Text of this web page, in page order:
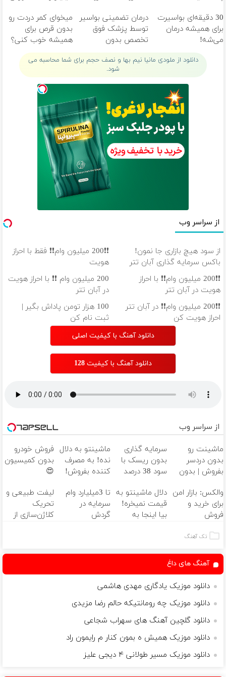
30 دقیقه‌ای بواسیرت
برای همیشه درمان
می‌شه!
درمان تضمینی بواسیر
توسط پزشک فوق
تخصص بدون
بازگشت
میخوای کمر دردت رو
بدون قرص برای
همیشه خوب کنی؟
(◂پرسش‌نامه رو پر
کن)
دانلود از ملودی مانیا نیم بها و نصف حجم برای شما محاسبه می
شود.
از سراسر وب
از سود هیچ بازاری جا نمون!
باکس سرمایه گذاری آبان تتر
❗❗200 میلیون وام❗❗ فقط با احراز
هویت
❗❗200 میلیون وام❗❗ با احراز
هویت در آبان تتر
200 میلیون وام ❗❗ با احراز هویت
در آبان تتر
❗❗200 میلیون وام❗❗ در آبان تتر
احراز هویت کن
100 هزار تومن پاداش بگیر |
ثبت نام کن
دانلود آهنگ با کیفیت اصلی
دانلود آهنگ با کیفیت 128
از سراسر وب
ماشینت رو
بدون دردسر
بفروش | بدون
سرمایه گذاری
بدون ریسک با
سود 38 درصد
ماشینتو به دلال
نده! به مصرف
کننده بفروش!
یک تماس
فروش خودرو
بدون کمیسیون
😍
والکس: بازار امن
برای خرید و
فروش
دیجیتال
دلال ماشینتو به
قیمت نمیخره!
بیا اینجا به
تا 3میلیارد وام
سرمایه در
گردش
لیفت طبیعی و
تحریک
کلاژن‌سازی از
تک آهنگ
آهنگ های داغ
دانلود موزیک یادگاری مهدی هاشمی
دانلود موزیک چه رومانتیکه حالم رضا مزیدی
دانلود گلچین آهنگ های سهراب شجاعی
دانلود موزیک همیش ه بمون کنار م رایمون راد
دانلود موزیک مسیر طولانی ۴ دیجی علیز